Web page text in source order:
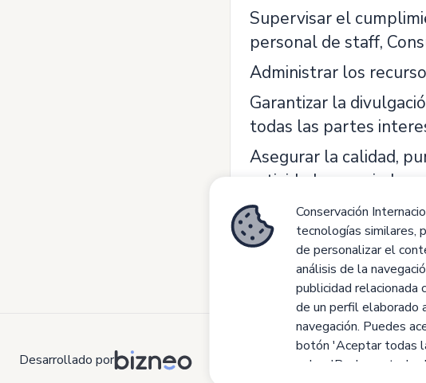
Supervisar el
personal de staff,
Administrar los
Garantizar la
todas las partes
Asegurar la calidad,
actividades asociadas
Desarrollado por
Conservación
tecnologías similares,
de personalizar el
análisis de la
publicidad relacionada
de un perfil elaborado
navegación. Puedes
botón 'Aceptar todas
sobre 'Rechazar